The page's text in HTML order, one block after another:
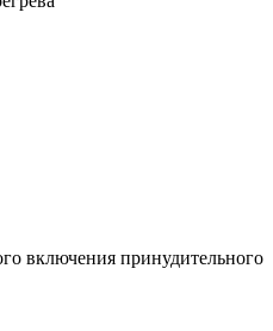
принудительного